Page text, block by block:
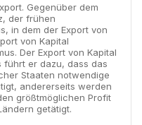
Gegenüber dem
der frühen
in dem der Export von
von Kapital
Der Export von Kapital
führt er dazu, dass das
Staaten notwendige
andererseits werden
größtmöglichen Profit
getätigt.